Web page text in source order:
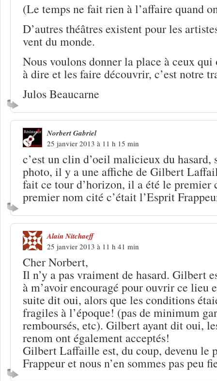
(Le temps ne fait rien à l’affaire quand
D’autres théâtres existent pour les
vent du monde.
Nous voulons donner la place à ceux qui
à dire et les faire découvrir, c’est notre
Julos Beaucarne
Norbert Gabriel
25 janvier 2013 à 11 h 15 min
c’est un clin d’oeil malicieux du hasard,
photo, il y a une affiche de Gilbert
fait ce tour d’horizon, il a été le premier
premier nom cité c’était l’Esprit
Alain Nitchaeff
25 janvier 2013 à 11 h 41 min
Cher Norbert,
Il n’y a pas vraiment de hasard. Gilbert
à m’avoir encouragé pour ouvrir ce lieu
suite dit oui, alors que les conditions
fragiles à l’époque! (pas de minimum
remboursés, etc). Gilbert ayant dit oui,
renom ont également acceptés!
Gilbert Laffaille est, du coup, devenu le
Frappeur et nous n’en sommes pas peu